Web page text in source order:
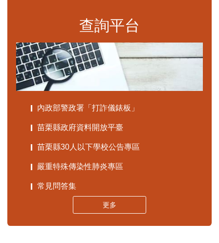
查詢平台
內政部警政署「打詐儀錶板」
苗栗縣政府資料開放平臺
苗栗縣30人以下學校公告專區
嚴重特殊傳染性肺炎專區
常見問答集
更多